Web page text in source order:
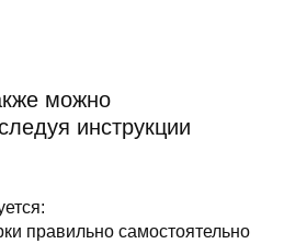
можно
инструкции
правильно самостоятельно